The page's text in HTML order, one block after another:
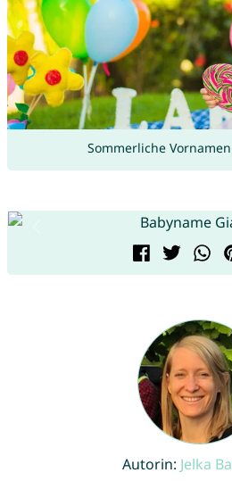
Sommerliche
Autorin: Jelka